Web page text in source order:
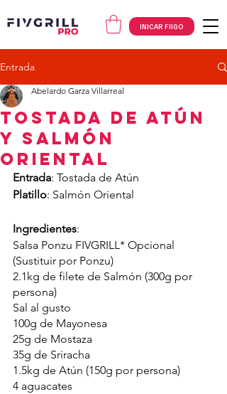
INICAR FIIGO
Entrada
Tostada de Atún
y Salmón
Oriental
Abelardo Garza Villarreal
Entrada: Tostada de Atún
Platillo: Salmón Oriental
Ingredientes:
Salsa Ponzu FIVGRILL* Opcional
(Sustituir por Ponzu)
2.1kg de filete de Salmón (300g por
persona)
Sal al gusto
100g de Mayonesa
25g de Mostaza
35g de Sriracha
1.5kg de Atún (150g por persona)
4 aguacates